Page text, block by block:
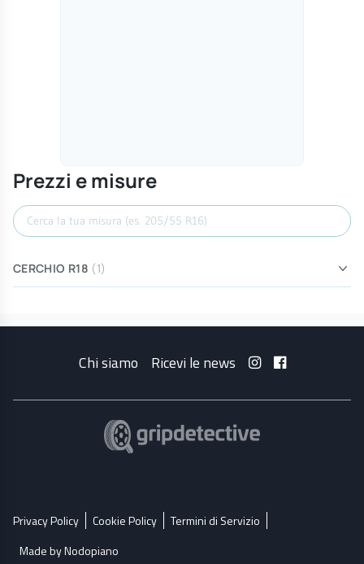
Prezzi e misure
Cerca misura
CERCHIO R18 (1)
Chi siamo Ricevi le news
Privacy Policy Cookie Policy
Termini di Servizio
Made by Nodopiano